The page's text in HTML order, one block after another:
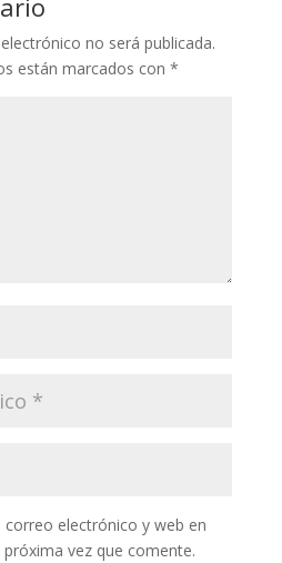
no será publicada.
están marcados con *
correo electrónico y web en
vez que comente.